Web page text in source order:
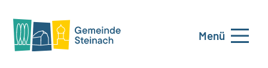
Menü